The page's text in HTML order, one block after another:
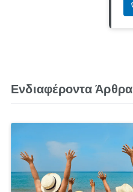
Ενδιαφέροντα